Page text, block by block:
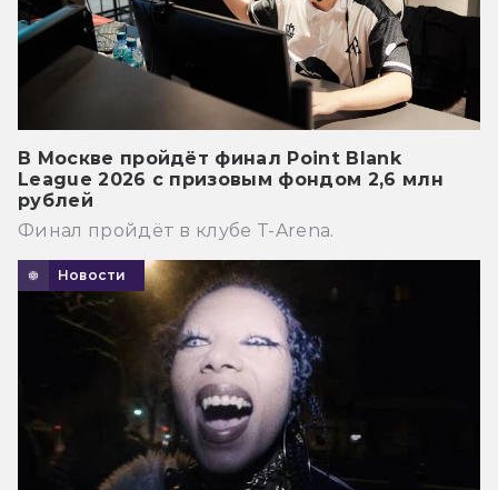
В Москве пройдёт финал Point Blank
League 2026 с призовым фондом 2,6 млн
рублей
Финал пройдёт в клубе T-Arena.
Новости